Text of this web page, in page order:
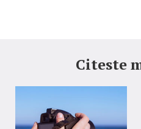
Citeste